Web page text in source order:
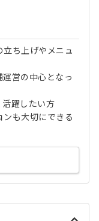
ち上げやメニュ
営の中心となっ
躍したい方
も大切にできる